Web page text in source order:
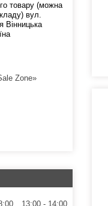
товару (можна
вул.
Вінницька
Zone»
13:00
14:00